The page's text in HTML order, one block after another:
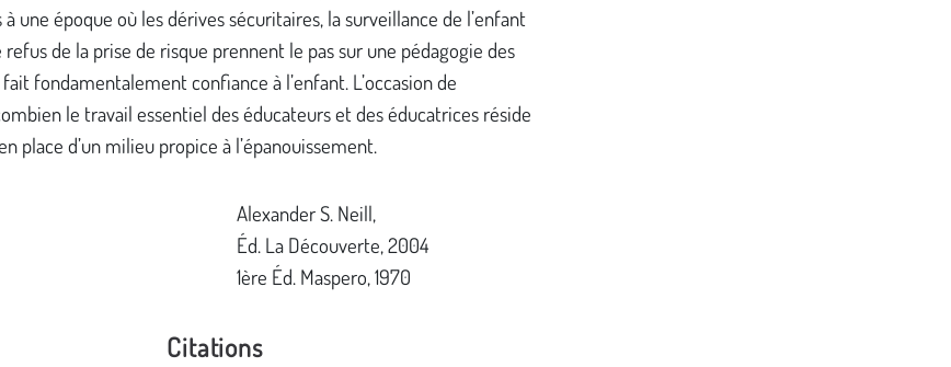
une époque où les dérives sécuritaires, la surveillance de l’enfant
de la prise de risque prennent le pas sur une pédagogie des
fondamentalement confiance à l’enfant. L’occasion de
le travail essentiel des éducateurs et des éducatrices réside
place d’un milieu propice à l’épanouissement.
Alexander S. Neill,
Éd. La Découverte, 2004
1ère Éd. Maspero, 1970
Citations